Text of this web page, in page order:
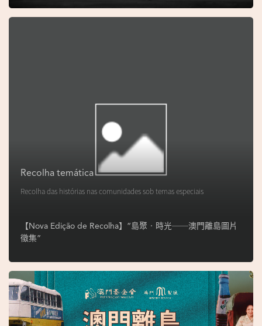
o
Recolha temática
Recolha das histórias nas comunidades sob temas especiais
【Nova Edição de Recolha】“島聚‧時光──澳門離島圖片
徵集”